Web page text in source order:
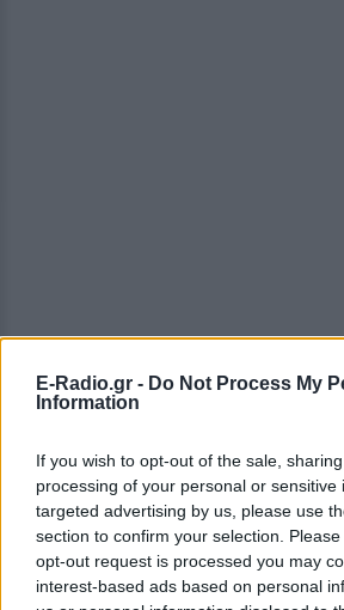
E-Radio.gr - Do Not Process My
Information
If you wish to opt-out of the sale,
processing of your personal or sensitive
targeted advertising by us, please use
section to confirm your selection.
opt-out request is processed you may
interest-based ads based on personal
ΔΕΙΤΕ ΕΠΙΣΗΣ
ΣΤΗΝ ΙΔΙΑ ΚΑΤΗΓΟΡΙΑ
Ουκρανία:
19χρονο να
για
«busification»